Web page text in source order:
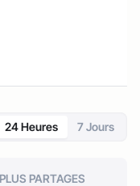
24 Heures 7 Jours
PLUS PARTAGES